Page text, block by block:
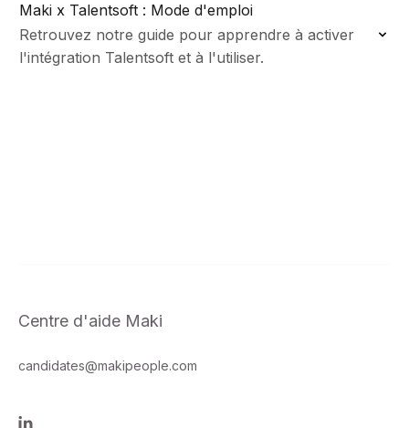
Maki x Talentsoft : Mode d'emploi
Retrouvez notre guide pour apprendre à activer
l'intégration Talentsoft et à l'utiliser.
Centre d'aide Maki
candidates@makipeople.com